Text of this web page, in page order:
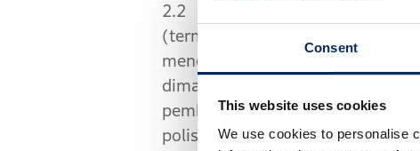
Consent
This website uses cookies
We use cookies to personalise
2.2 Saat Anda menggunakan
(termasuk, namun tidak terbatas
menemukan bahwa kondisi
dimaksudkan untuk
pembatasan berdasarkan
polisi, dll. Oleh karena itu, Anda